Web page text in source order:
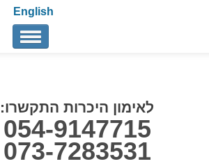
English
לאימון היכרות התקשרו:
054-9147715
073-7283531